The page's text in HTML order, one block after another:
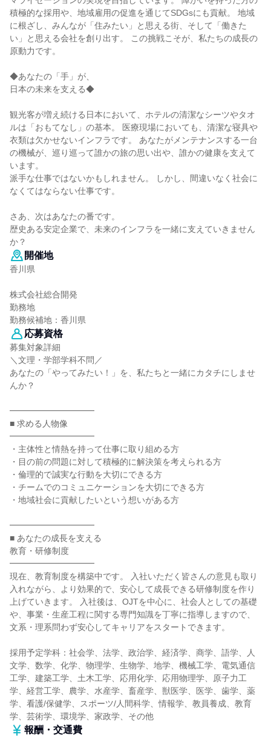
積極的な採用や、地域雇用の促進を通じてSDGsにも貢献。 地域
に根ざし、みんなが「住みたい」と思える街、そして「働きた
い」と思える会社を創り出す。 この挑戦こそが、私たちの成長の
原動力です。
◆あなたの「手」が、
日本の未来を支える◆
観光客が増え続ける日本において、ホテルの清潔なシーツやタオ
ルは「おもてなし」の基本。 医療現場においても、清潔な寝具や
衣類は欠かせないインフラです。 あなたがメンテナンスする一台
の機械が、巡り巡って誰かの旅の思い出や、誰かの健康を支えて
います。
派手な仕事ではないかもしれません。 しかし、間違いなく社会に
なくてはならない仕事です。
さあ、次はあなたの番です。
歴史ある安定企業で、未来のインフラを一緒に支えていきません
か？
開催地
香川県
株式会社総合開発
勤務地
勤務候補地：香川県
応募資格
募集対象詳細
＼文理・学部学科不問／
あなたの「やってみたい！」を、私たちと一緒にカタチにしませ
んか？
━━━━━━━━━━
■ 求める人物像
━━━━━━━━━━
・主体性と情熱を持って仕事に取り組める方
・目の前の問題に対して積極的に解決策を考えられる方
・倫理的で誠実な行動を大切にできる方
・チームでのコミュニケーションを大切にできる方
・地域社会に貢献したいという想いがある方
━━━━━━━━━━
■ あなたの成長を支える
教育・研修制度
━━━━━━━━━━
現在、教育制度を構築中です。 入社いただく皆さんの意見も取り
入れながら、より効果的で、安心して成長できる研修制度を作り
上げていきます。 入社後は、OJTを中心に、社会人としての基礎
や、事業・生産工程に関する専門知識を丁寧に指導しますので、
文系・理系問わず安心してキャリアをスタートできます。
採用予定学科：社会学、法学、政治学、経済学、商学、語学、人
文学、数学、化学、物理学、生物学、地学、機械工学、電気通信
工学、建築工学、土木工学、応用化学、応用物理学、原子力工
学、経営工学、農学、水産学、畜産学、獣医学、医学、歯学、薬
学、看護/保健学、スポーツ/人間科学、情報学、教員養成、教育
学、芸術学、環境学、家政学、その他
報酬・交通費